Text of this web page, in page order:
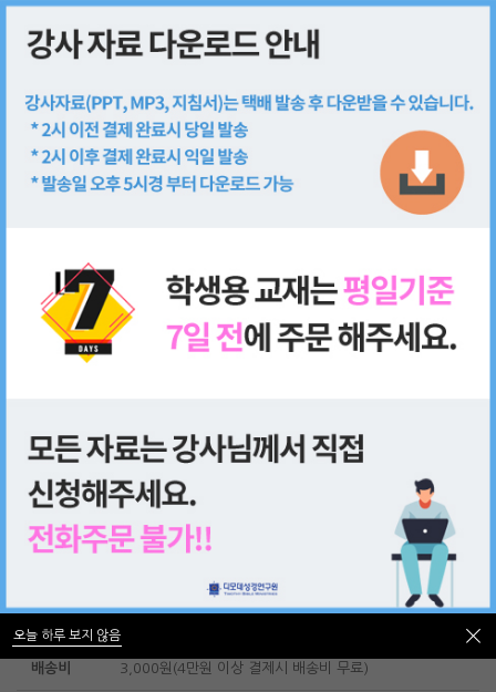
쇼핑몰
[강사패키지] 그리스도인의 기도와 복 (부제: 야베스의 기
판매가격 80,000
배송비 3,000원(4만원 이상 결제시 배송비 무료)
오늘 하루 보지 않음
오늘 하루 보지 않음